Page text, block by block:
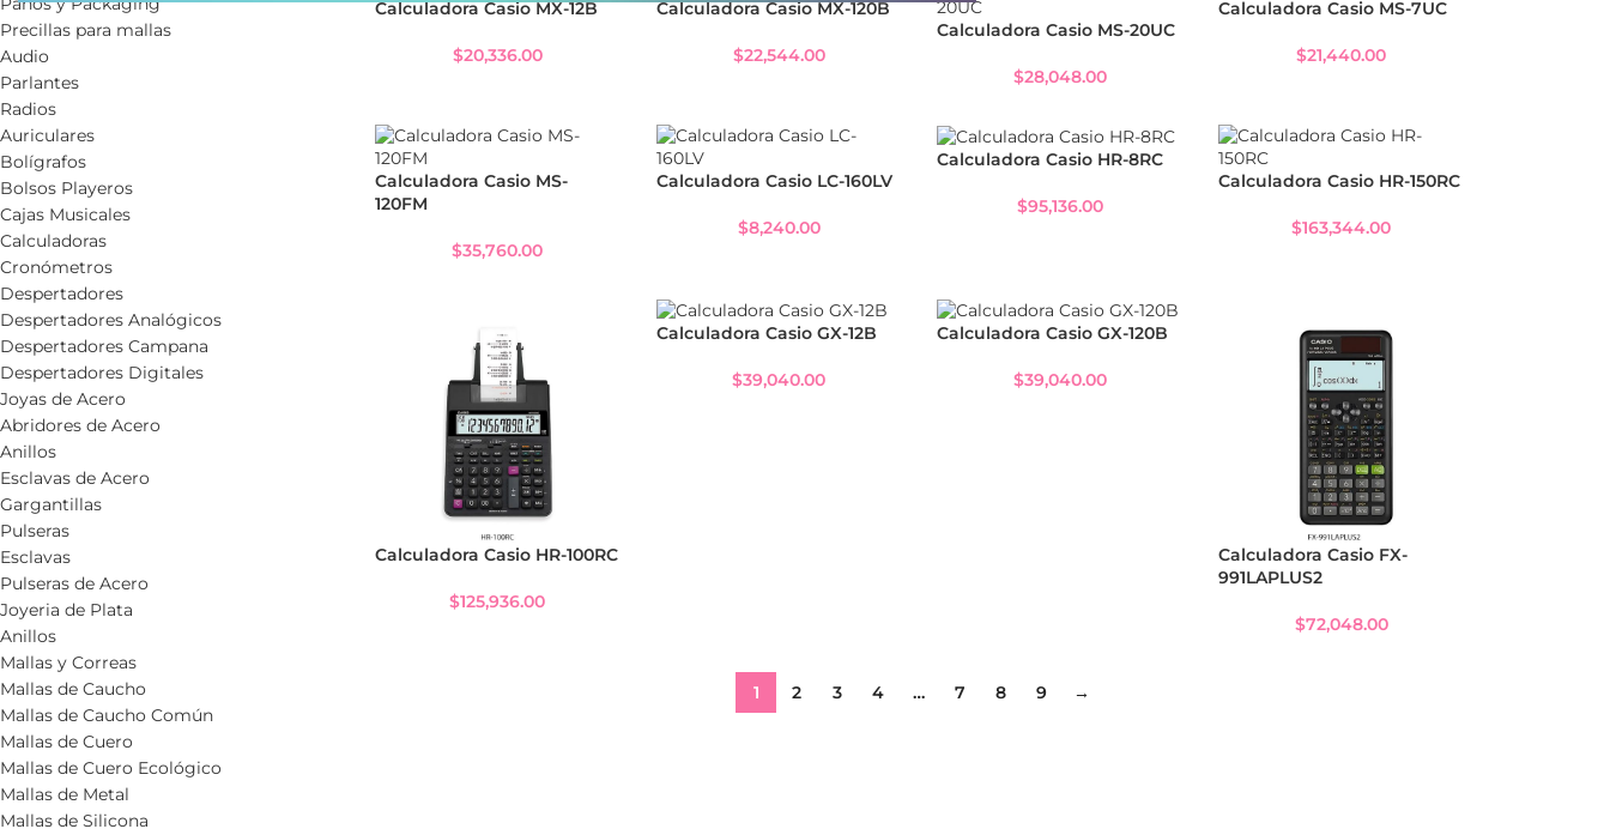
Precillas para mallas
Audio
Parlantes
Radios
Auriculares
Bolígrafos
Bolsos Playeros
Cajas Musicales
Calculadoras
Cronómetros
Despertadores
Despertadores Analógicos
Despertadores Campana
Despertadores Digitales
Joyas de Acero
Abridores de Acero
Anillos
Esclavas de Acero
Gargantillas
Pulseras
Esclavas
Pulseras de Acero
Joyeria de Plata
Anillos
Mallas y Correas
Mallas de Caucho
Mallas de Caucho Común
Mallas de Cuero
Mallas de Cuero Ecológico
Mallas de Metal
Mallas de Silicona
Calculadora Casio MX-12B
$20,336.00
Calculadora Casio MX-120B
$22,544.00
Calculadora Casio MS-20UC
$28,048.00
Calculadora Casio MS-7UC
$21,440.00
Calculadora Casio MS-
120FM
$35,760.00
Calculadora Casio LC-160LV
$8,240.00
Calculadora Casio HR-8RC
$95,136.00
Calculadora Casio HR-150RC
$163,344.00
Calculadora Casio HR-100RC
$125,936.00
Calculadora Casio GX-12B
$39,040.00
Calculadora Casio GX-120B
$39,040.00
Calculadora Casio FX-
991LAPLUS2
$72,048.00
1 2 3 4 … 7 8 9 →